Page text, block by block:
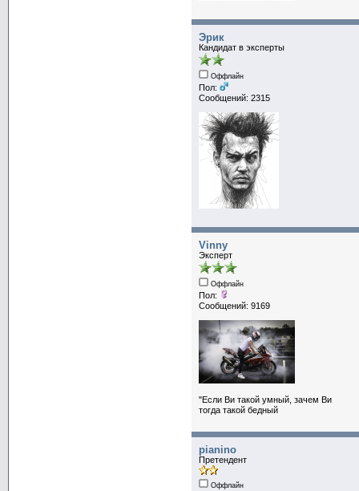
Эрик
Кандидат в эксперты
Оффлайн
Пол:
Сообщений: 2315
Vinny
Эксперт
Оффлайн
Пол:
Сообщений: 9169
"Если Ви такой умный, зачем Ви
тогда такой бедный
pianino
Претендент
Оффлайн